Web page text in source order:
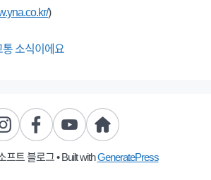
)
소식이에요
프트 블로그• Built withGeneratePress